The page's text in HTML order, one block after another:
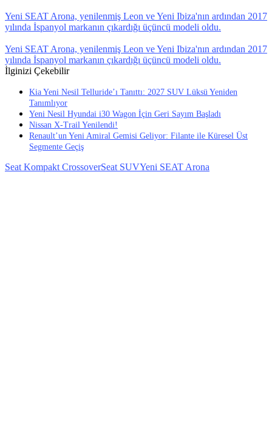
Yeni SEAT Arona, yenilenmiş Leon ve Yeni Ibiza'nın ardından 2017
yılında İspanyol markanın çıkardığı üçüncü modeli oldu.
Yeni SEAT Arona, yenilenmiş Leon ve Yeni Ibiza'nın ardından 2017
yılında İspanyol markanın çıkardığı üçüncü modeli oldu.
İlginizi Çekebilir
Kia Yeni Nesil Telluride’ı Tanıttı: 2027 SUV Lüksü Yeniden
Tanımlıyor
Yeni Nesil Hyundai i30 Wagon İçin Geri Sayım Başladı
Nissan X-Trail Yenilendi!
Renault’un Yeni Amiral Gemisi Geliyor: Filante ile Küresel Üst
Segmente Geçiş
Seat Kompakt CrossoverSeat SUVYeni SEAT Arona